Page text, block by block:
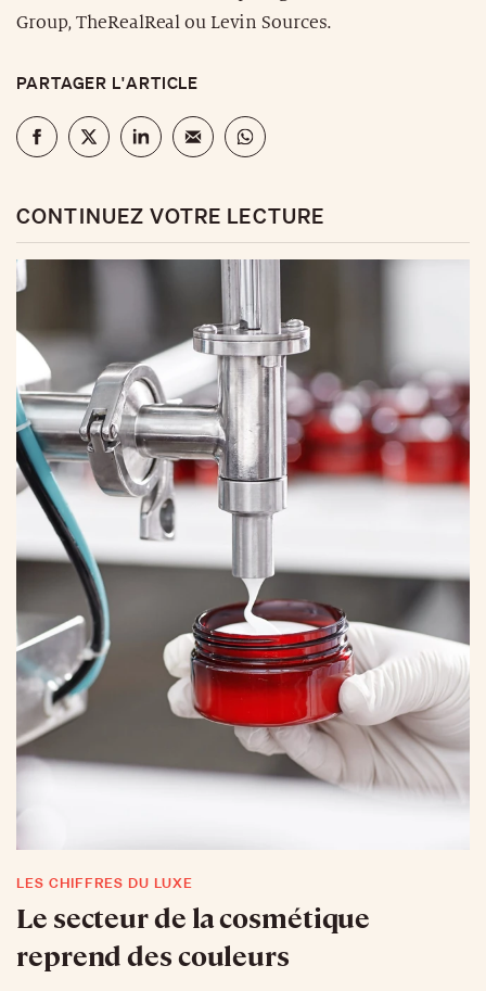
Group, TheRealReal ou Levin Sources.
PARTAGER L'ARTICLE
CONTINUEZ VOTRE LECTURE
LES CHIFFRES DU LUXE
Le secteur de la cosmétique
reprend des couleurs